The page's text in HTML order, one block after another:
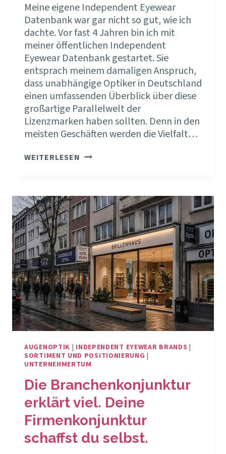
Meine eigene Independent Eyewear
Datenbank war gar nicht so gut, wie ich
dachte. Vor fast 4 Jahren bin ich mit
meiner öffentlichen Independent
Eyewear Datenbank gestartet. Sie
entsprach meinem damaligen Anspruch,
dass unabhängige Optiker in Deutschland
einen umfassenden Überblick über diese
großartige Parallelwelt der
Lizenzmarken haben sollten. Denn in den
meisten Geschäften werden die Vielfalt…
WEITERLESEN POSITIONIERUNG
SONDERN
EINE
HALTUNG.
AUGENOPTIK | INDEPENDENT EYEWEAR BRANDS |
SORTIMENT UND POSITIONIERUNG |
UNTERNEHMERTUM
Die Branchenkonjunktur
erklärt viel. Deine
Firmenkonjunktur
schaffst du selbst.